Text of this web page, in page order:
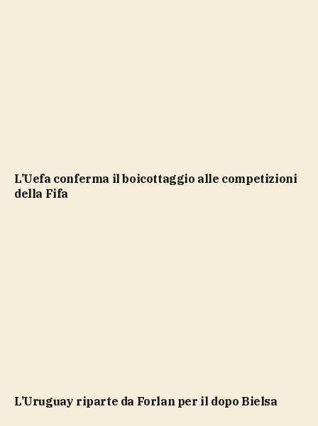
L’Uefa conferma il boicottaggio alle competizioni
della Fifa
L’Uruguay riparte da Forlan per il dopo Bielsa